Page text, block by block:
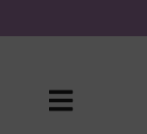
winkel